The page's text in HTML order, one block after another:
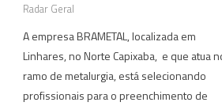
Radar Geral
A empresa BRAMETAL, localizada em
Linhares, no Norte Capixaba, e que atua
ramo de metalurgia, está selecionando
profissionais para o preenchimento de